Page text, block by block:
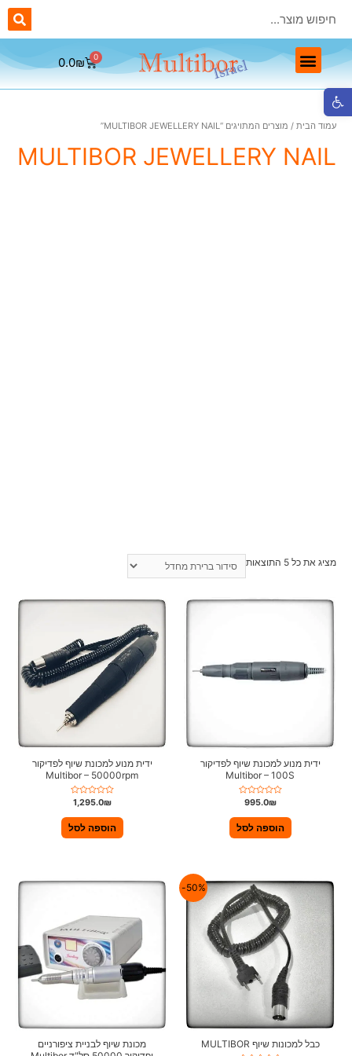
פתח סרגל נגישות
0.0₪
עמוד הבית / מוצרים המתויגים “MULTIBOR JEWELLERY NAIL”
MULTIBOR JEWELLERY NAIL
מציג את כל 5 התוצאות
ידית מנוע למכונת שיוף לפדיקור
Multibor – 100S
ר
ג
0
מ
995.0₪
הוספה לסל
ידית מנוע למכונת שיוף לפדיקור
Multibor – 50000rpm
ד
ר
ג
0
מ
1,295.0₪
הוספה לסל
50%-
כבל למכונות שיוף MULTIBOR
מכונת שיוף לבניית ציפורניים